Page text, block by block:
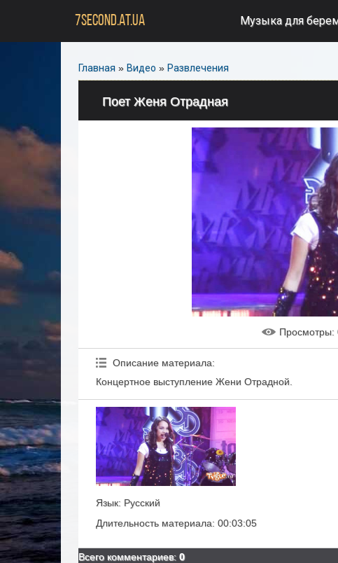
7SECOND.AT.UA Музыка для
Главная » Видео » Развлечения
Поет Женя Отрадная
Просмотры:
Описание материала:
Концертное выступление Жени Отрадной.
Язык: Русский
Длительность материала: 00:03:05
Всего комментариев: 0